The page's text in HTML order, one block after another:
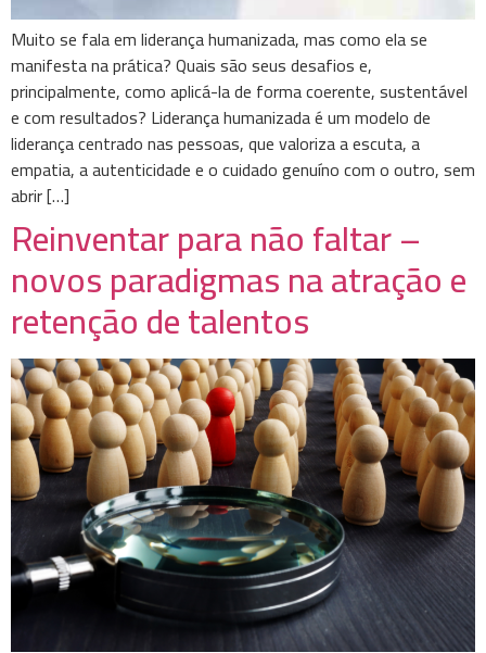
Muito se fala em liderança humanizada, mas como ela se
manifesta na prática? Quais são seus desafios e,
principalmente, como aplicá-la de forma coerente, sustentável
e com resultados? Liderança humanizada é um modelo de
liderança centrado nas pessoas, que valoriza a escuta, a
empatia, a autenticidade e o cuidado genuíno com o outro, sem
abrir […]
Reinventar para não faltar –
novos paradigmas na atração e
retenção de talentos